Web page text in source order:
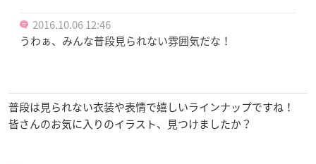
2016.10.06 12:46
うわぁ、みんな普段見られない雰囲気だな！
普段は見られない衣装や表情で嬉しいラインナップですね！
皆さんのお気に入りのイラスト、見つけましたか？